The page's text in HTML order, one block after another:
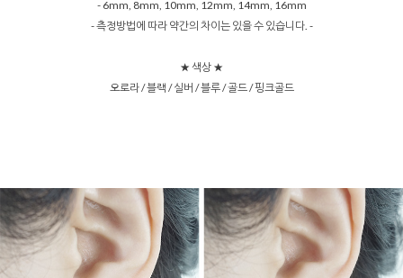
- 6mm, 8mm, 10mm, 12mm, 14mm, 16mm
- 측정방법에 따라 약간의 차이는 있을 수 있습니다. -
★ 색상 ★
오로라 / 블랙 / 실버 / 블루 / 골드 / 핑크골드